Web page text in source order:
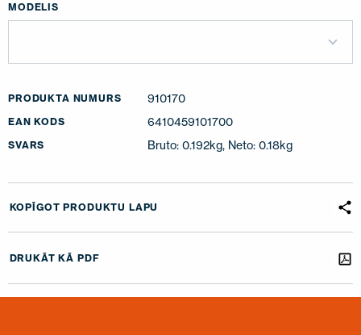
MODELIS
PRODUKTA NUMURS 910170
EAN KODS 6410459101700
SVARS Bruto: 0.192kg, Neto: 0.18kg
KOPĪGOT PRODUKTU LAPU
DRUKĀT KĀ PDF